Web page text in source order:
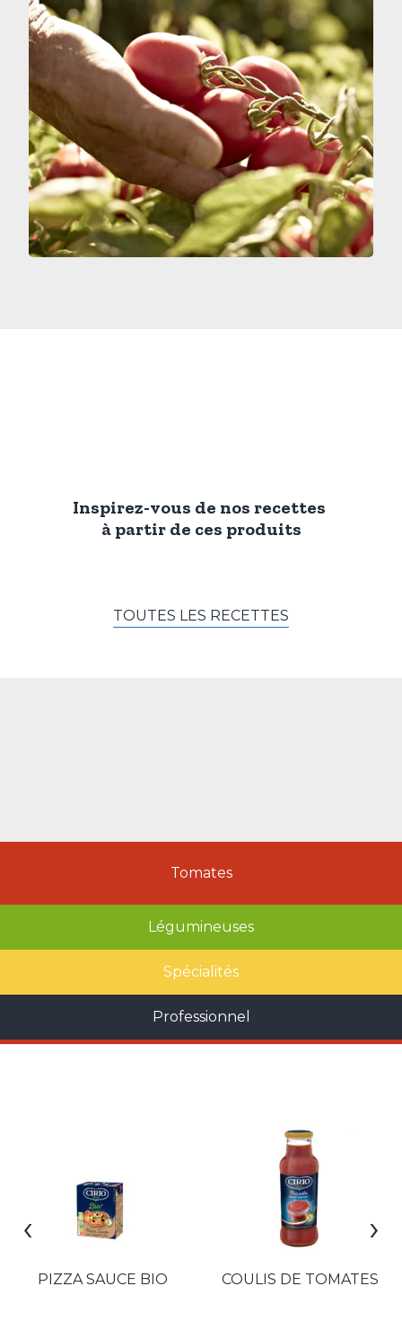
Inspirez-vous de nos recettes
à partir de ces produits
TOUTES LES RECETTES
Tomates
Légumineuses
Spécialités
Professionnel
PIZZA SAUCE BIO COULIS DE TOMATES
‹ ›